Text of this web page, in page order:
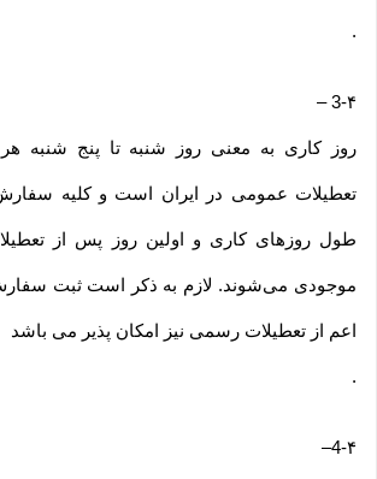
.
3-۴–
روز کاری به معنی روز شنبه تا پنج شنبه هر
تعطیلات عمومی در ایران است و کلیه
طول روزهای کاری و اولین روز پس از
موجودی می‌‏شوند. لازم به ذکر است ثبت
اعم از تعطیلات رسمی نیز امکان پذیر می باشد
.
4-۴–